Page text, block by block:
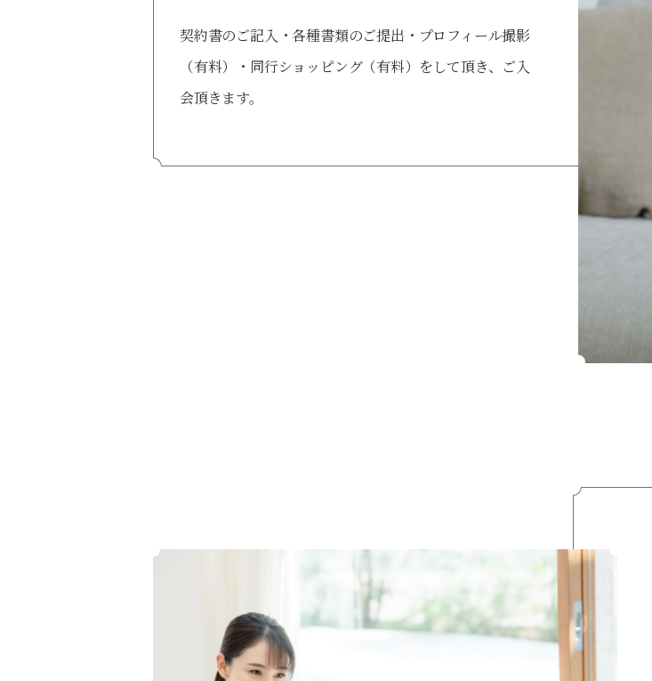
契約書のご記入・各種書類のご提出・プロフィール撮影
（有料）・同行ショッピング（有料）をして頂き、ご入
会頂きます。